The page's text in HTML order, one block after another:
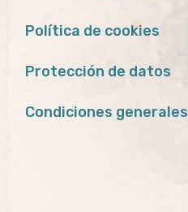
Política de cookies
Protección de datos
Condiciones